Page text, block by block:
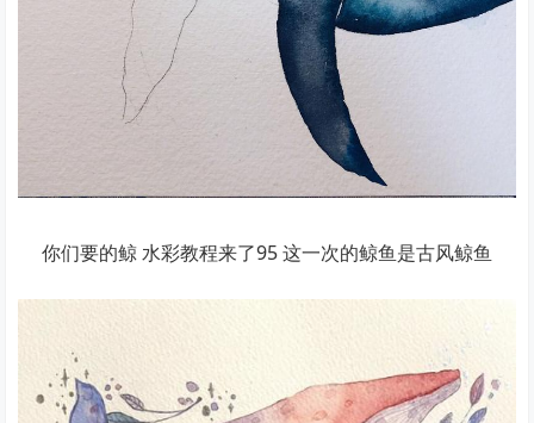
你们要的鲸 水彩教程来了95 这一次的鲸鱼是古风鲸鱼